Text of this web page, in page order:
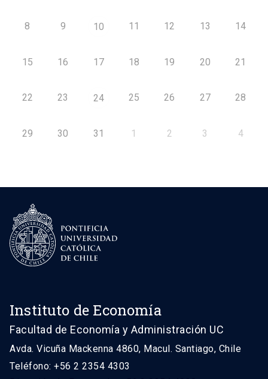
8 9 10 11 12 13 14
15 16 17 18 19 20 21
22 23 24 25 26 27 28
29 30 31 1 2 3 4
Instituto de Economía
Facultad de Economía y Administración UC
Avda. Vicuña Mackenna 4860, Macul. Santiago, Chile
Teléfono: +56 2 2354 4303